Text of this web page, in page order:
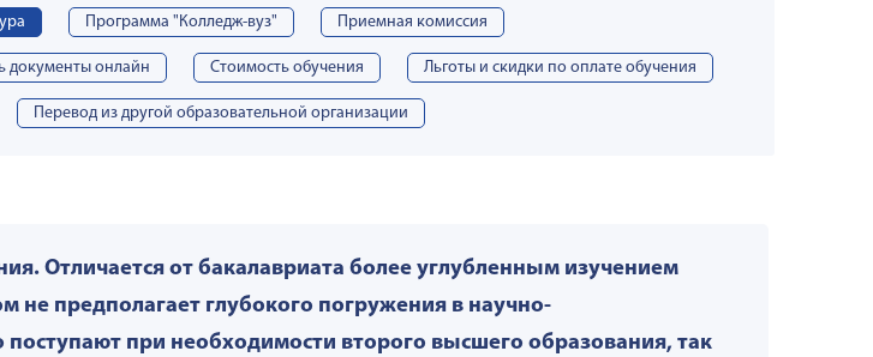
Программа "Колледж-вуз" Приемная комиссия
документы онлайн Стоимость обучения Льготы и скидки по оплате обучения
Перевод из другой образовательной организации
Отличается от бакалавриата более углубленным изучением
предполагает глубокого погружения в научно-
поступают при необходимости второго высшего образования, так